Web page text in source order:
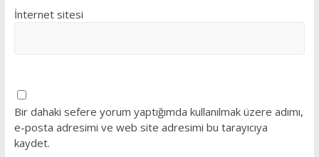
İnternet sitesi
Bir dahaki sefere yorum yaptığımda kullanılmak üzere adımı,
e-posta adresimi ve web site adresimi bu tarayıcıya
kaydet.